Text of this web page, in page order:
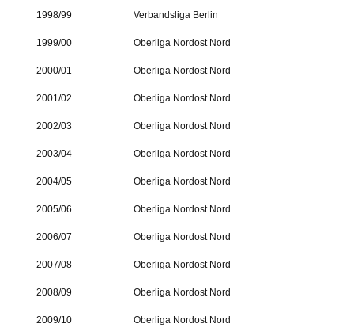
1998/99 Verbandsliga Berlin
1999/00 Oberliga Nordost Nord
2000/01 Oberliga Nordost Nord
2001/02 Oberliga Nordost Nord
2002/03 Oberliga Nordost Nord
2003/04 Oberliga Nordost Nord
2004/05 Oberliga Nordost Nord
2005/06 Oberliga Nordost Nord
2006/07 Oberliga Nordost Nord
2007/08 Oberliga Nordost Nord
2008/09 Oberliga Nordost Nord
2009/10 Oberliga Nordost Nord